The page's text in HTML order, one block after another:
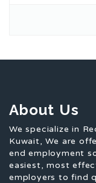
About Us
We specialize in
Kuwait, We are
end employment
easiest, most
employers to find